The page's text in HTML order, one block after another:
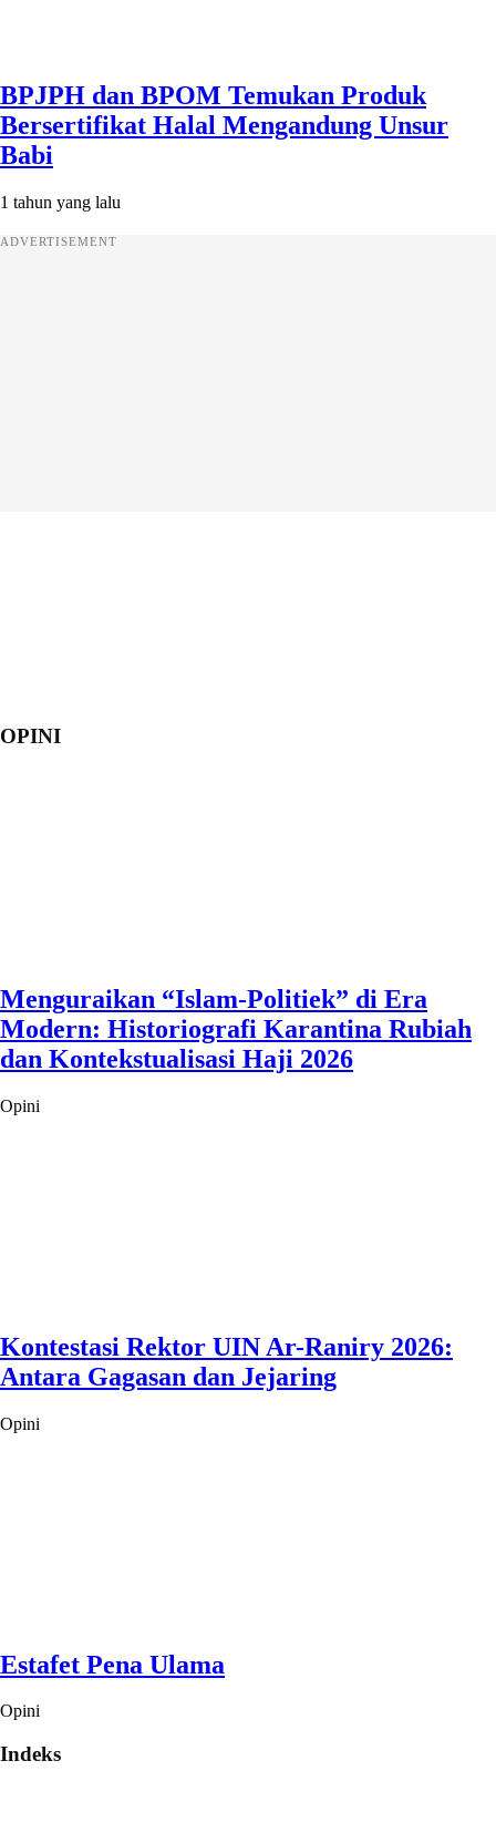
BPJPH dan BPOM Temukan Produk
Bersertifikat Halal Mengandung Unsur
Babi
1 tahun yang lalu
ADVERTISEMENT
OPINI
Menguraikan “Islam-Politiek” di Era
Modern: Historiografi Karantina Rubiah
dan Kontekstualisasi Haji 2026
Opini
Kontestasi Rektor UIN Ar-Raniry 2026:
Antara Gagasan dan Jejaring
Opini
Estafet Pena Ulama
Opini
Indeks